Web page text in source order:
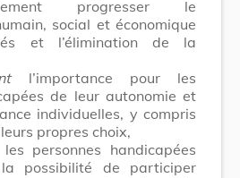
progresser le
social et économique
et l’élimination de la
l’importance pour les
de leur autonomie et
individuelles, y compris
propres choix,
personnes handicapées
possibilité de participer